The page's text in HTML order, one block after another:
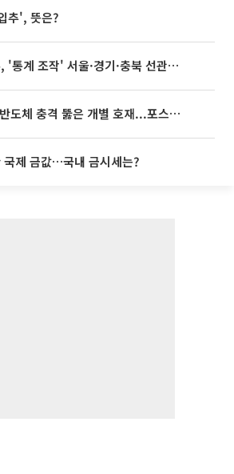
추', 뜻은?
조작' 서울·경기·충북 선관위 등 추가 압수수색
[증시키워드] 반도체 충격 뚫은 개별 호재...포스코퓨처엠·에코프로·한화솔루션 '눈길'
국제 금값…국내 금시세는?